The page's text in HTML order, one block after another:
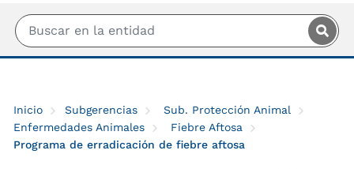
Inicio Subgerencias
Sub. Protección Animal
Enfermedades Animales
Fiebre Aftosa
Programa de erradicación de fiebre aftosa